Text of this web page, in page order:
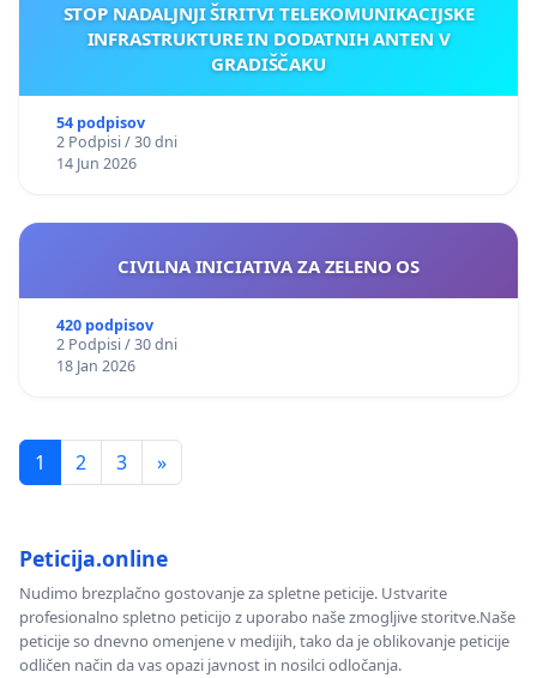
STOP NADALJNJI ŠIRITVI TELEKOMUNIKACIJSKE
INFRASTRUKTURE IN DODATNIH ANTEN V
GRADIŠČAKU
54 podpisov
2 Podpisi / 30 dni
14 Jun 2026
CIVILNA INICIATIVA ZA ZELENO OS
420 podpisov
2 Podpisi / 30 dni
18 Jan 2026
1 2 3 »
Peticija.online
Nudimo brezplačno gostovanje za spletne peticije. Ustvarite
profesionalno spletno peticijo z uporabo naše zmogljive storitve.Naše
peticije so dnevno omenjene v medijih, tako da je oblikovanje peticije
odličen način da vas opazi javnost in nosilci odločanja.